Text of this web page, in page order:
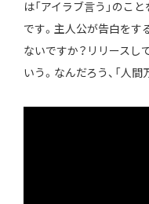
は「アイラブ言う」のこ
です。主人公が告白をす
ないですか？リリースし
いう。なんだろう、「人間